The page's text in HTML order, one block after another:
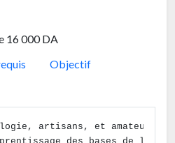
16 000 DA
Objectif
artisans, et amateurs